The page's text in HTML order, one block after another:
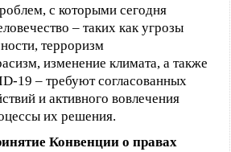
с которыми сегодня
– таких как угрозы
терроризм
изменение климата, а также
19 – требуют согласованных
и активного вовлечения
их решения.
Конвенции о правах